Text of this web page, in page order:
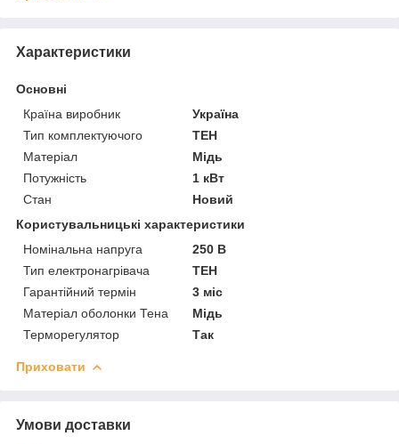
Характеристики
Основні
Країна виробник
Україна
Тип комплектуючого
ТЕН
Матеріал
Мідь
Потужність
1 кВт
Стан
Новий
Користувальницькі характеристики
Номінальна напруга
250 В
Тип електронагрівача
ТЕН
Гарантійний термін
3 міс
Матеріал оболонки Тена
Мідь
Терморегулятор
Так
Приховати
Умови доставки